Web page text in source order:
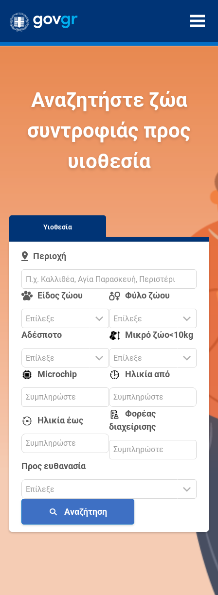
Αναζητήστε ζώα
συντροφιάς προς
υιοθεσία
Υιοθεσία
Περιοχή
Είδος ζώου Φύλο ζώου
Αδέσποτο Μικρό ζώο<10kg
Microchip Ηλικία από
Ηλικία έως
Φορέας
διαχείρισης
Προς ευθανασία
Αναζήτηση